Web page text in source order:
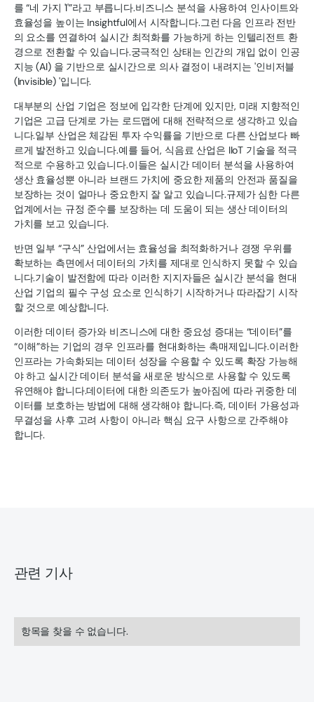
를 “네 가지 'I'”라고 부릅니다.비즈니스 분석을 사용하여 인사이트와
효율성을 높이는 Insightful에서 시작합니다.그런 다음 인프라 전반
의 요소를 연결하여 실시간 최적화를 가능하게 하는 인텔리전트 환
경으로 전환할 수 있습니다.궁극적인 상태는 인간의 개입 없이 인공
지능 (AI) 을 기반으로 실시간으로 의사 결정이 내려지는 '인비저블
(Invisible) '입니다.
대부분의 산업 기업은 정보에 입각한 단계에 있지만, 미래 지향적인
기업은 고급 단계로 가는 로드맵에 대해 전략적으로 생각하고 있습
니다.일부 산업은 체감된 투자 수익률을 기반으로 다른 산업보다 빠
르게 발전하고 있습니다.예를 들어, 식음료 산업은 IIoT 기술을 적극
적으로 수용하고 있습니다.이들은 실시간 데이터 분석을 사용하여
생산 효율성뿐 아니라 브랜드 가치에 중요한 제품의 안전과 품질을
보장하는 것이 얼마나 중요한지 잘 알고 있습니다.규제가 심한 다른
업계에서는 규정 준수를 보장하는 데 도움이 되는 생산 데이터의
가치를 보고 있습니다.
반면 일부 “구식” 산업에서는 효율성을 최적화하거나 경쟁 우위를
확보하는 측면에서 데이터의 가치를 제대로 인식하지 못할 수 있습
니다.기술이 발전함에 따라 이러한 지지자들은 실시간 분석을 현대
산업 기업의 필수 구성 요소로 인식하기 시작하거나 따라잡기 시작
할 것으로 예상합니다.
이러한 데이터 증가와 비즈니스에 대한 중요성 증대는 “데이터”를
“이해”하는 기업의 경우 인프라를 현대화하는 촉매제입니다.이러한
인프라는 가속화되는 데이터 성장을 수용할 수 있도록 확장 가능해
야 하고 실시간 데이터 분석을 새로운 방식으로 사용할 수 있도록
유연해야 합니다.데이터에 대한 의존도가 높아짐에 따라 귀중한 데
이터를 보호하는 방법에 대해 생각해야 합니다.즉, 데이터 가용성과
무결성을 사후 고려 사항이 아니라 핵심 요구 사항으로 간주해야
합니다.
관련 기사
항목을 찾을 수 없습니다.